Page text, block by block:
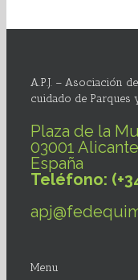
A.P.J. – Asociación
cuidado de Parques
Plaza de la
03001
España
Teléfono:
Menu